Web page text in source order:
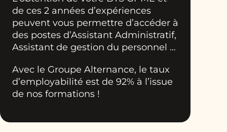
de ces 2 années d’expériences
peuvent vous permettre d’accéder à
des postes d’Assistant Administratif,
Assistant de gestion du personnel …
Avec le Groupe Alternance, le taux
d’employabilité est de 92% à l’issue
de nos formations !